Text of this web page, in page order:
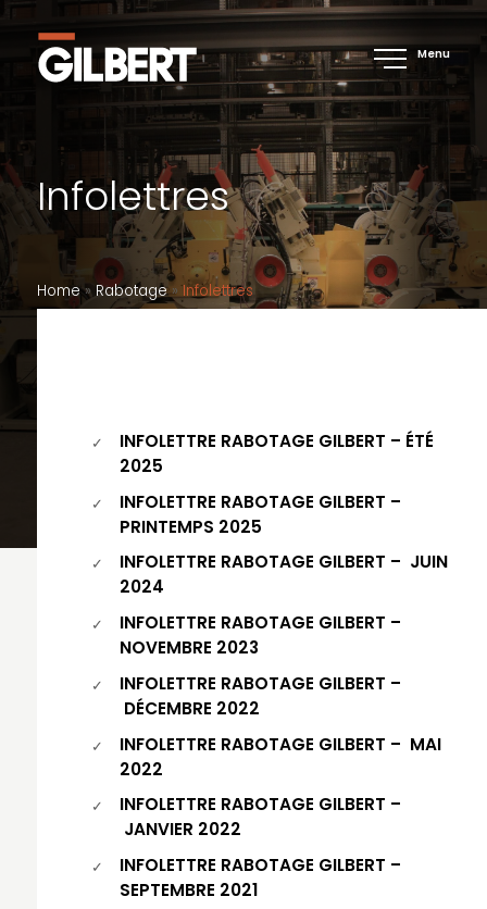
Menu
Infolettres
Home» Rabotage»Infolettres
INFOLETTRE RABOTAGE GILBERT – ÉTÉ
2025
INFOLETTRE RABOTAGE GILBERT –
PRINTEMPS 2025
INFOLETTRE RABOTAGE GILBERT – JUIN
2024
INFOLETTRE RABOTAGE GILBERT –
NOVEMBRE 2023
INFOLETTRE RABOTAGE GILBERT –
DÉCEMBRE 2022
INFOLETTRE RABOTAGE GILBERT – MAI
2022
INFOLETTRE RABOTAGE GILBERT –
JANVIER 2022
INFOLETTRE RABOTAGE GILBERT –
SEPTEMBRE 2021